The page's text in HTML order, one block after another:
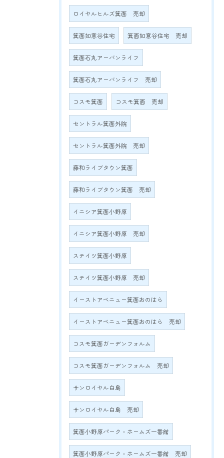
ロイヤルヒルズ箕面 売却
箕面如意谷住宅 箕面如意谷住宅 売却
箕面石丸アーバンライフ
箕面石丸アーバンライフ 売却
コスモ箕面 コスモ箕面 売却
セントラル箕面外院
セントラル箕面外院 売却
藤和ライブタウン箕面
藤和ライブタウン箕面 売却
イニシア箕面小野原
イニシア箕面小野原 売却
ステイツ箕面小野原
ステイツ箕面小野原 売却
イーストアベニュー箕面おのはら
イーストアベニュー箕面おのはら 売却
コスモ箕面ガーデンフォルム
コスモ箕面ガーデンフォルム 売却
サンロイヤル白島
サンロイヤル白島 売却
箕面小野原パーク・ホームズ一番館
箕面小野原パーク・ホームズ一番館 売却